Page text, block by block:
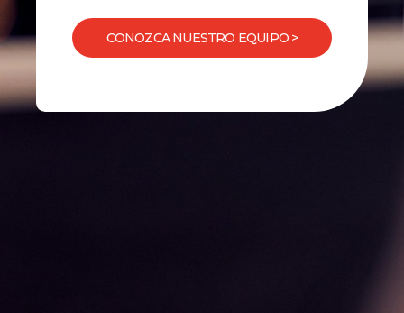
CONOZCA NUESTRO EQUIPO >